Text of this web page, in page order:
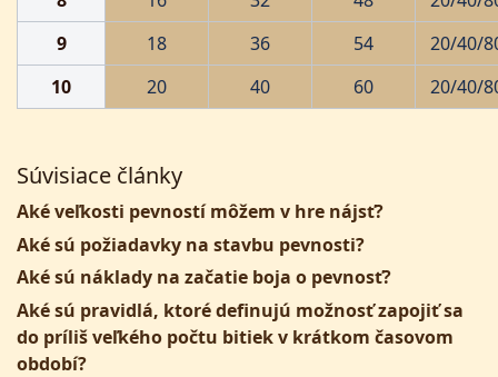
9
18 36 54
20/40/
10
20 40 60 20/40/
Súvisiace články
Aké veľkosti pevností môžem v hre nájsť?
Aké sú požiadavky na stavbu pevnosti?
Aké sú náklady na začatie boja o pevnosť?
Aké sú pravidlá, ktoré definujú možnosť zapojiť sa
do príliš veľkého počtu bitiek v krátkom časovom
období?